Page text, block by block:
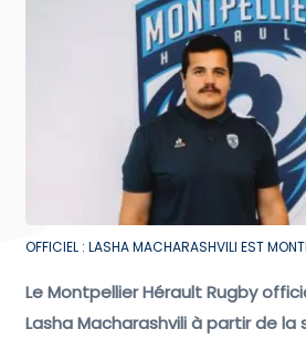
OFFICIEL : LASHA MACHARASHVILI EST
Le Montpellier Hérault Rugby
Lasha Macharashvili à partir de la